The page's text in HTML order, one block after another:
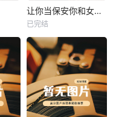
热播
未知
让你当保安你和女业主谈恋爱
已完结